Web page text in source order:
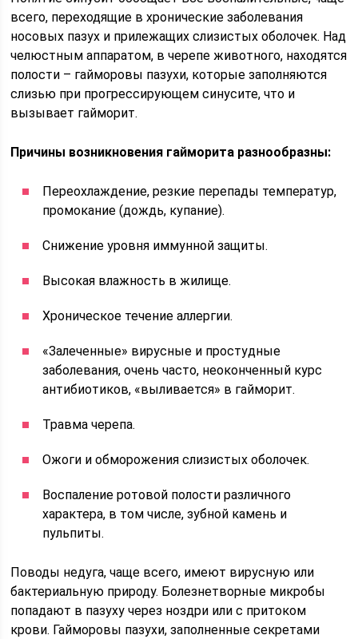
всего, переходящие в хронические заболевания
носовых пазух и прилежащих слизистых оболочек. Над
челюстным аппаратом, в черепе животного, находятся
полости – гайморовы пазухи, которые заполняются
слизью при прогрессирующем синусите, что и
вызывает гайморит.
Причины возникновения гайморита разнообразны:
Переохлаждение, резкие перепады температур,
промокание (дождь, купание).
Снижение уровня иммунной защиты.
Высокая влажность в жилище.
Хроническое течение аллергии.
«Залеченные» вирусные и простудные
заболевания, очень часто, неоконченный курс
антибиотиков, «выливается» в гайморит.
Травма черепа.
Ожоги и обморожения слизистых оболочек.
Воспаление ротовой полости различного
характера, в том числе, зубной камень и
пульпиты.
Поводы недуга, чаще всего, имеют вирусную или
бактериальную природу. Болезнетворные микробы
попадают в пазуху через ноздри или с притоком
крови. Гайморовы пазухи, заполненные секретами